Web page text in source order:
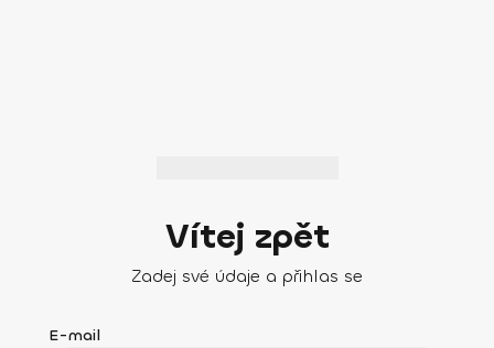
Vítej zpět
Zadej své údaje a přihlas se
E-mail